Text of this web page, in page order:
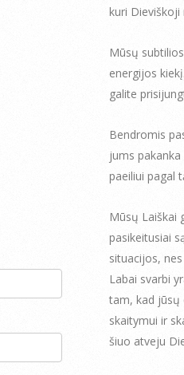
kuri Dieviškoji
Mūsų
energijos
galite
Bendromis
jums
paeiliui pagal
Mūsų Laiškai
pasikeitusiai
situacijos,
Labai svarbi
tam, kad jūsų
skaitymui ir
šiuo atveju